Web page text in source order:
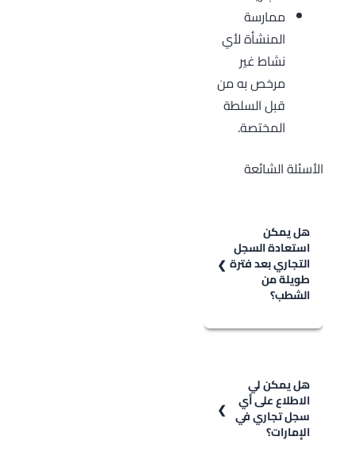
ممارسة
المنشأة لأي
نشاط غير
مرخص به من
قبل السلطة
المختصة.
الأسئلة الشائعة
هل يمكن
استعادة السجل
التجاري بعد فترة
طويلة من
الشطب؟
يمكن استعادة
بعد فترة طويلة
من الشطب في
الإمارات، حيث لم
هل يمكن لي
الاطلاع على أي
سجل تجاري في
الإمارات؟